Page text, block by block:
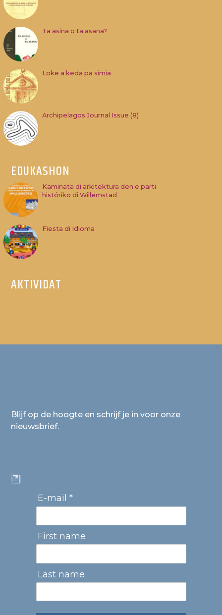
Ta asina o ta asana?
Loke a keda pa simia
Archipelagos Journal Issue (8)
EDUKASHON
Kaminata di arkitektura den e parti
históriko di Willemstad
Fiesta di Idioma
AKTIVIDAT
Blijf op de hoogte en schrijf je in voor onze
nieuwsbrief.
E-mail *
First name
Last name